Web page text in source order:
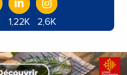
1,22K 2,6K